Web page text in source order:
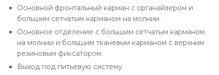
Основной фронтальный карман с органайзером и
большим сетчатым карманом на молнии.
Основное отделение с большим сетчатым карманом
на молнии и большим тканевым карманом с верхним
резиновым фиксатором.
Выход под питьевую систему